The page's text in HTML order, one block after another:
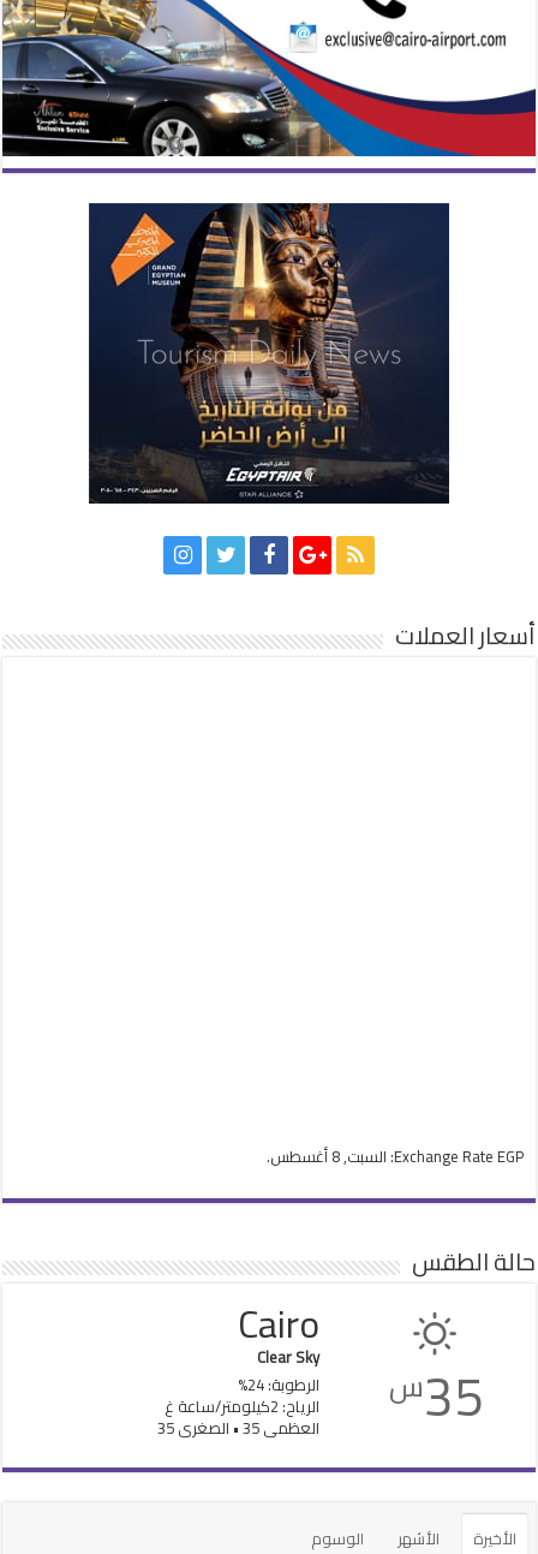
أسعار العملات
Exchange Rate EGP : السبت, 8 أغسطس.
حالة الطقس
35س
Cairo
Clear Sky
الرطوبة: 24%
الرياح: 2كيلومتر/ساعة غ
العظمى 35 • الصغرى 35
الأخيرة الأشهر
الوسوم